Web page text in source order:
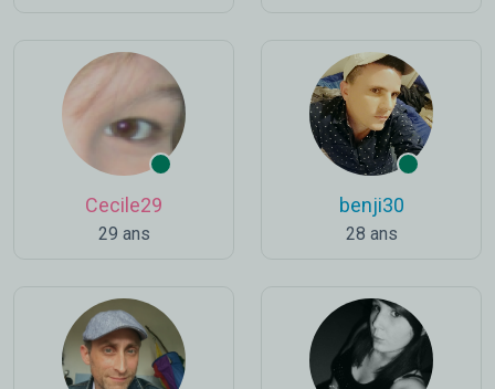
Cecile29
29 ans
benji30
28 ans